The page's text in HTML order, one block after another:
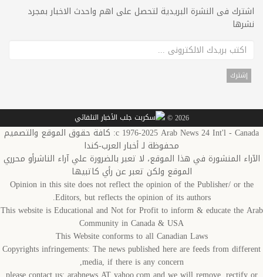
اشترك فى النشرة البريدية لتحصل على اهم واحدث الاخبار بمجرد
نشرها
2026 ©
c 1976-2025 Arab News 24 Int'l - Canada: كافة حقوق الموقع والتصميم
محفوظة لـ أخبار العرب-كندا
الآراء المنشورة في هذا الموقع، لا تعبر بالضرورة علي آراء الناشرأو محرري
الموقع ولكن تعبر عن رأي كاتبيها
Opinion in this site does not reflect the opinion of the Publisher/ or the
Editors, but reflects the opinion of its authors.
This website is Educational and Not for Profit to inform & educate the Arab
Community in Canada & USA
This Website conforms to all Canadian Laws
Copyrights infringements: The news published here are feeds from different
media, if there is any concern,